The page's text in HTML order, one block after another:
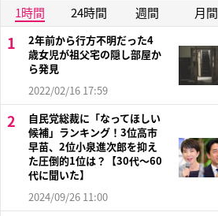
1時間 24時間 週間 月間
2年前から行方不明だった4
歳女児が祖父宅の隠し部屋か
ら発見
2022/02/16 17:59
自民党総裁に「なってほしい
候補」ランキング！3位高市
早苗、2位小泉進次郎を抑え
た圧倒的1位は？【30代〜60
代に聞いた】
2024/09/26 11:00